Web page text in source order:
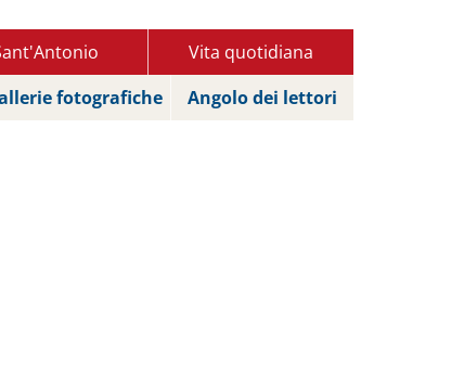
Vita quotidiana
fotografiche Angolo dei lettori